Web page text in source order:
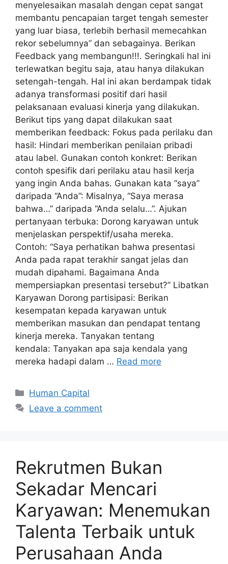
menyelesaikan masalah dengan cepat sangat
membantu pencapaian target tengah semester
yang luar biasa, terlebih berhasil memecahkan
rekor sebelumnya” dan sebagainya. Berikan
Feedback yang membangun!!!. Seringkali hal ini
terlewatkan begitu saja, atau hanya dilakukan
setengah-tengah. Hal ini akan berdampak tidak
adanya transformasi positif dari hasil
pelaksanaan evaluasi kinerja yang dilakukan.
Berikut tips yang dapat dilakukan saat
memberikan feedback: Fokus pada perilaku dan
hasil: Hindari memberikan penilaian pribadi
atau label. Gunakan contoh konkret: Berikan
contoh spesifik dari perilaku atau hasil kerja
yang ingin Anda bahas. Gunakan kata “saya”
daripada “Anda”: Misalnya, “Saya merasa
bahwa…” daripada “Anda selalu…”. Ajukan
pertanyaan terbuka: Dorong karyawan untuk
menjelaskan perspektif/usaha mereka.
Contoh: “Saya perhatikan bahwa presentasi
Anda pada rapat terakhir sangat jelas dan
mudah dipahami. Bagaimana Anda
mempersiapkan presentasi tersebut?” Libatkan
Karyawan Dorong partisipasi: Berikan
kesempatan kepada karyawan untuk
memberikan masukan dan pendapat tentang
kinerja mereka. Tanyakan tentang
kendala: Tanyakan apa saja kendala yang
mereka hadapi dalam … Read more
Human Capital
Leave a comment
Rekrutmen Bukan
Sekadar Mencari
Karyawan: Menemukan
Talenta Terbaik untuk
Perusahaan Anda